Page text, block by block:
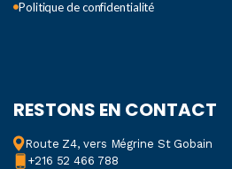
Politique de confidentialité
RESTONS EN CONTACT
Route Z4, vers Mégrine St Gobain
+216 52 466 788